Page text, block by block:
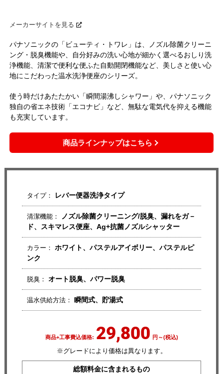
メーカーサイトを見る
パナソニックの「ビューティ・トワレ」は、ノズル除菌クリーニ
ング・脱臭機能や、自分好みの洗い心地が細かく選べるおしり洗
浄機能、清潔で便利な便ふた自動開閉機能など、美しさと使い心
地にこだわった温水洗浄便座のシリーズ。
使う時だけあたたかい「瞬間湯沸しシャワー」や、パナソニック
独自の省エネ技術「エコナビ」など、無駄な電気代を抑える機能
も充実しています。
商品ラインナップはこちら
タイプ： レバー便器洗浄タイプ
清潔機能：
ノズル除菌クリーニング/脱臭、漏れをガ－
ド、スキマレス便座、Ag+抗菌ノズルシャッター
カラー：
ホワイト、パステルアイボリー、パステルピ
ンク
脱臭： オート脱臭、パワー脱臭
温水供給方法： 瞬間式、貯湯式
商品+工事費込価格: 29,800 円～(税込)
※グレードにより価格は異なります。
総額料金に含まれるもの